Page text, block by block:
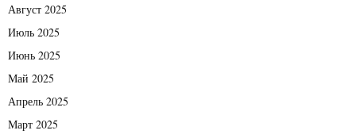
Август 2025
Июль 2025
Июнь 2025
Май 2025
Апрель 2025
Март 2025